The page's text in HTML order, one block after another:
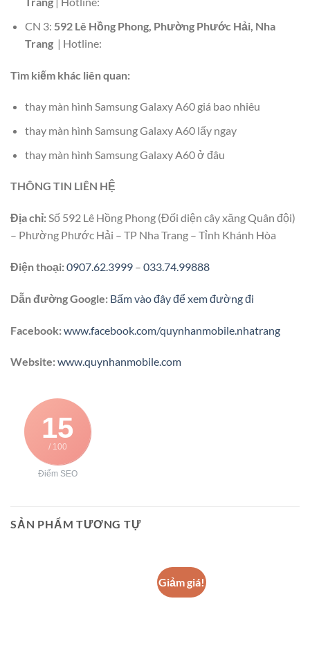
CN 3: 592 Lê Hồng Phong, Phường Phước Hải, Nha
Trang| Hotline:
Tìm kiếm khác liên quan:
thay màn hình Samsung Galaxy A60 giá bao nhiêu
thay màn hình Samsung Galaxy A60 lấy ngay
thay màn hình Samsung Galaxy A60 ở đâu
THÔNG TIN LIÊN HỆ
Địa chỉ:Số 592 Lê Hồng Phong (Đối diện cây xăng Quân đội)
– Phường Phước Hải – TP Nha Trang – Tỉnh Khánh Hòa
Điện thoại:0907.62.3999 – 033.74.99888
Dẫn đường Google: Bấm vào đây để xem đường đi
Facebook:www.facebook.com/quynhanmobile.nhatrang
Website:www.quynhanmobile.com
15
/ 100
Điểm SEO
SẢN PHẨM TƯƠNG TỰ
Giảm giá!